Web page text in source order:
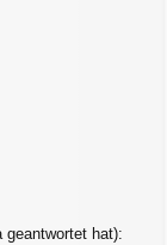
geantwortet hat):